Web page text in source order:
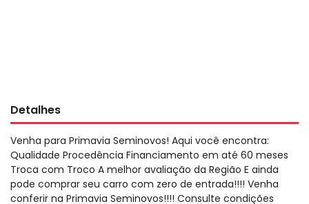
Detalhes
Venha para Primavia Seminovos! Aqui você encontra:
Qualidade Procedência Financiamento em até 60 meses
Troca com Troco A melhor avaliação da Região E ainda
pode comprar seu carro com zero de entrada!!!! Venha
conferir na Primavia Seminovos!!!! Consulte condições